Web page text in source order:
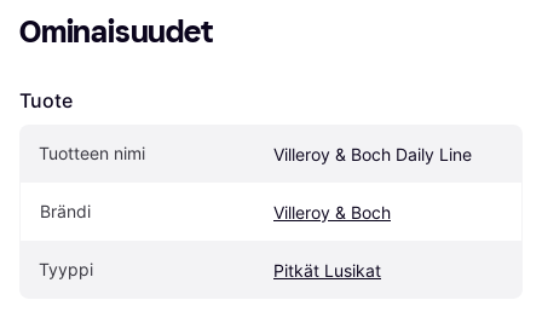
Ominaisuudet
Tuote
Tuotteen nimi Villeroy & Boch Daily Line
Brändi Villeroy & Boch
Tyyppi Pitkät Lusikat